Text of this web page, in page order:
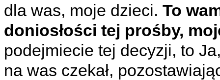
dla was, moje dzieci. To
doniosłości tej prośby,
podejmiecie tej decyzji, to
na was czekał,